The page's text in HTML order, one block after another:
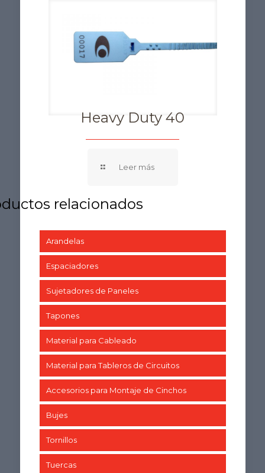
Heavy Duty 40
Arandelas
Espaciadores
Sujetadores de Paneles
Tapones
Material para Cableado
Material para Tableros de Circuitos
Accesorios para Montaje de Cinchos
Bujes
Tornillos
Tuercas